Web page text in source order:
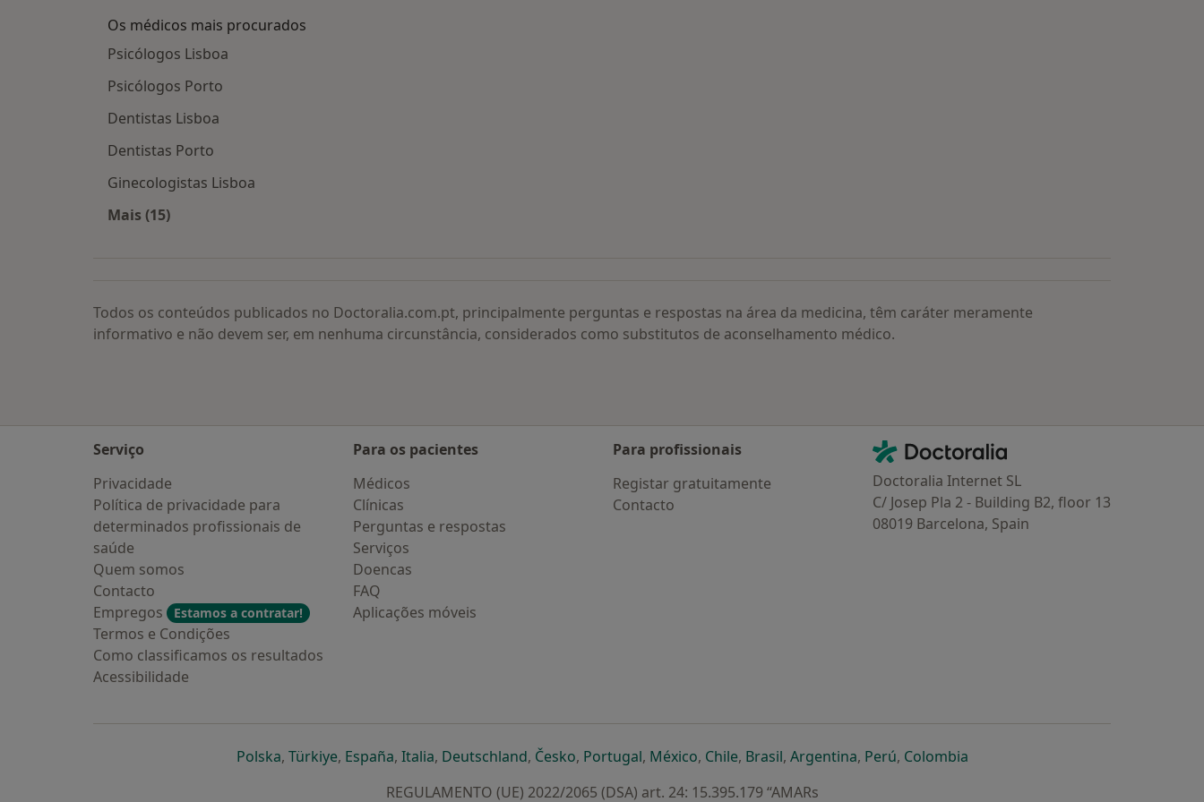
Os médicos mais procurados
Psicólogos Lisboa
Psicólogos Porto
Dentistas Lisboa
Dentistas Porto
Ginecologistas Lisboa
Mais (15)
Todos os conteúdos publicados no Doctoralia.com.pt, principalmente perguntas e respostas na área da medicina, têm caráter meramente
informativo e não devem ser, em nenhuma circunstância, considerados como substitutos de aconselhamento médico.
Serviço
Privacidade
Política de privacidade para
determinados profissionais de
saúde
Quem somos
Contacto
Empregos
Estamos a contratar!
Termos e Condições
Como classificamos os resultados
Acessibilidade
Para os pacientes
Médicos
Clínicas
Perguntas e respostas
Serviços
Doencas
FAQ
Aplicações móveis
Para profissionais
Registar gratuitamente
Contacto
Contacto
Doctoralia - Homepage
Doctoralia Internet SL
C/ Josep Pla 2 - Building B2, floor 13
08019 Barcelona, Spain
Polskaabre num novo separador
, Türkiyeabre num novo separador
, Españaabre num novo separador
, Italiaabre num novo separador
, Deutschlandabre num novo separador
, Českoabre num novo separador
, Portugalabre num novo separador
, Méxicoabre num novo separador
, Chileabre num novo separador
, Brasilabre num novo separador
, Argentinaabre num novo separador
, Perúabre num novo separador
, Colombiaabre num novo separador
REGULAMENTO (UE) 2022/2065 (DSA) art. 24: 15.395.179 “AMARs